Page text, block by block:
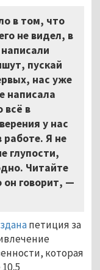
в том, что
не видел, в
пускай
нас уже
написала
всё в
у нас
Я не
глупости,
Читайте
он говорит, —
петиция за
которая